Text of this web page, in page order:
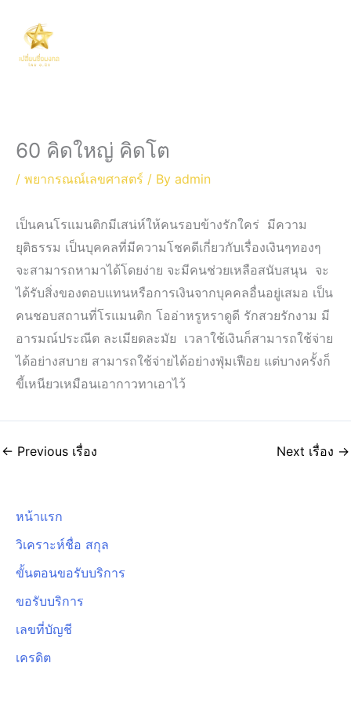
content
60 คิดใหญ่ คิดโต
/ พยากรณณ์เลขศาสตร์ / By admin
เป็นคนโรแมนติกมีเสน่ห์ให้คนรอบข้างรักใคร่ มีความ
ยุติธรรม เป็นบุคคลที่มีความโชคดีเกี่ยวกับเรื่องเงินๆทองๆ
จะสามารถหามาได้โดยง่าย จะมีคนช่วยเหลือสนับสนุน จะ
ได้รับสิ่งของตอบแทนหรือการเงินจากบุคคลอื่นอยู่เสมอ เป็น
คนชอบสถานที่โรแมนติก โออ่าหรูหราดูดี รักสวยรักงาม มี
อารมณ์ประณีต ละเมียดละมัย เวลาใช้เงินก็สามารถใช้จ่าย
ได้อย่างสบาย สามารถใช้จ่ายได้อย่างฟุ่มเฟือย แต่บางครั้งก็
ขี้เหนียวเหมือนเอากาวทาเอาไว้
← Previous เรื่อง Next เรื่อง →
หน้าแรก
วิเคราะห์ชื่อ สกุล
ขั้นตอนขอรับบริการ
ขอรับบริการ
เลขที่บัญชี
เครดิต